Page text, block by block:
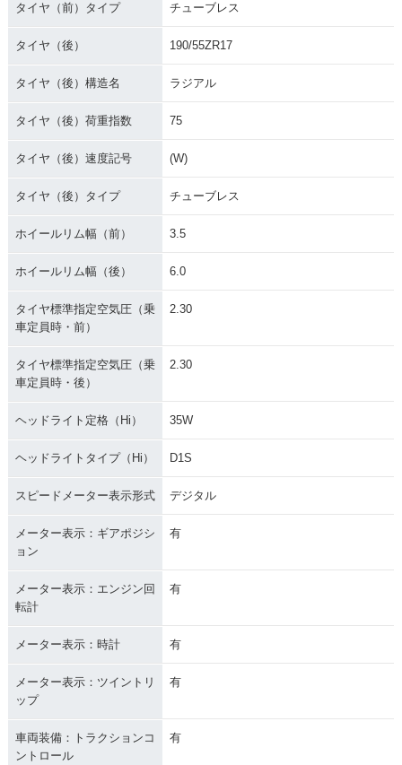
タイヤ（前）タイプ チューブレス
タイヤ（後） 190/55ZR17
タイヤ（後）構造名 ラジアル
タイヤ（後）荷重指数 75
タイヤ（後）速度記号 (W)
タイヤ（後）タイプ チューブレス
ホイールリム幅（前） 3.5
ホイールリム幅（後） 6.0
タイヤ標準指定空気圧（乗
車定員時・前）
2.30
タイヤ標準指定空気圧（乗
車定員時・後）
2.30
ヘッドライト定格（Hi） 35W
ヘッドライトタイプ（Hi） D1S
スピードメーター表示形式 デジタル
メーター表示：ギアポジシ
ョン
有
メーター表示：エンジン回
転計
有
メーター表示：時計 有
メーター表示：ツイントリ
ップ
有
車両装備：トラクションコ
ントロール
有